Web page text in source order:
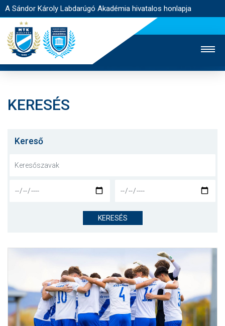
A Sándor Károly Labdarúgó Akadémia hivatalos honlapja
JEGYÉRTÉKESÍTÉS
NYITÓLAP
AKADÉMIA
MÉRKŐZÉSEK
GALÉRIA
JELENTKEZÉS
SZURKOLÓI ÉLMÉNYEK
KERESÉS
Kereső
KERESÉS